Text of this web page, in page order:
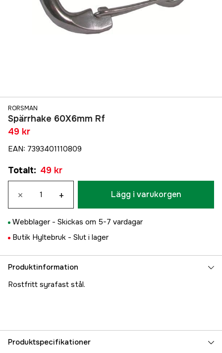
RORSMAN
Spärrhake 60X6mm Rf
49 kr
EAN: 7393401110809
Totalt: 49 kr
× + Lägg i varukorgen
Webblager - Skickas om 5-7 vardagar
Butik Hyltebruk - Slut i lager
Produktinformation
Rostfritt syrafast stål.
Produktspecifikationer